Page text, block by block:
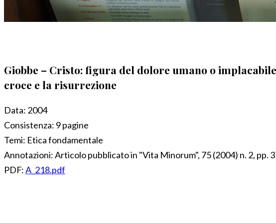
Giobbe – Cristo: figura del dolore umano o
croce e la risurrezione
Data: 2004
Consistenza: 9 pagine
Temi: Etica fondamentale
Annotazioni:Articolo pubblicato in "Vita Minorum", 75 (2004) n. 2, pp.
PDF:A_218.pdf